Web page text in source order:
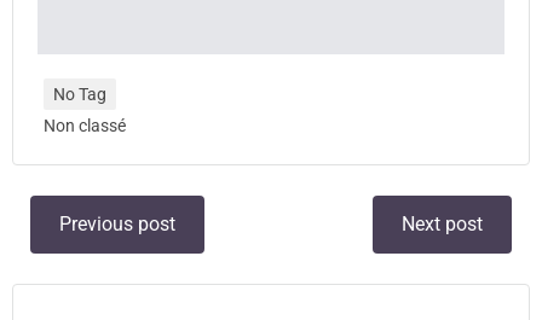
No Tag
Non classé
Previous post Next post